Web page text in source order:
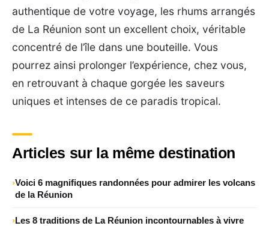
authentique de votre voyage, les rhums arrangés
de La Réunion sont un excellent choix, véritable
concentré de l’île dans une bouteille. Vous
pourrez ainsi prolonger l’expérience, chez vous,
en retrouvant à chaque gorgée les saveurs
uniques et intenses de ce paradis tropical.
Articles sur la même destination
Voici 6 magnifiques randonnées pour admirer les volcans
de la Réunion
Les 8 traditions de La Réunion incontournables à vivre